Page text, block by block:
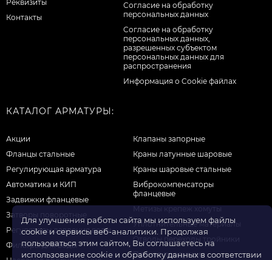
Реквизиты
Контакты
Согласие на обработку
персональных данных
Cогласие на обработку
персональных данных,
разрешенных субъектом
персональных данных для
распространения
Информация о Cookie файлах
КАТАЛОГ АРМАТУРЫ:
Акции
Фланцы стальные
Регулирующая арматура
Автоматика и КИП
Задвижки фланцевые
Затворы поворотные
Регуляторы давления воды
Фильтры для воды
Клапаны запорные
Краны латунные шаровые
Краны шаровые стальные
Виброкомпенсаторы
фланцевые
Метизы крепеж хомуты
Уплотнительные материалы
Отводы переходы тройники
Прочая продукция
Для улучшения работы сайта мы используем файлы
cookie и сервисы веб-аналитики. Продолжая
пользоваться этим сайтом, Вы соглашаетесь на
использование cookie и обработку данных в соответствии